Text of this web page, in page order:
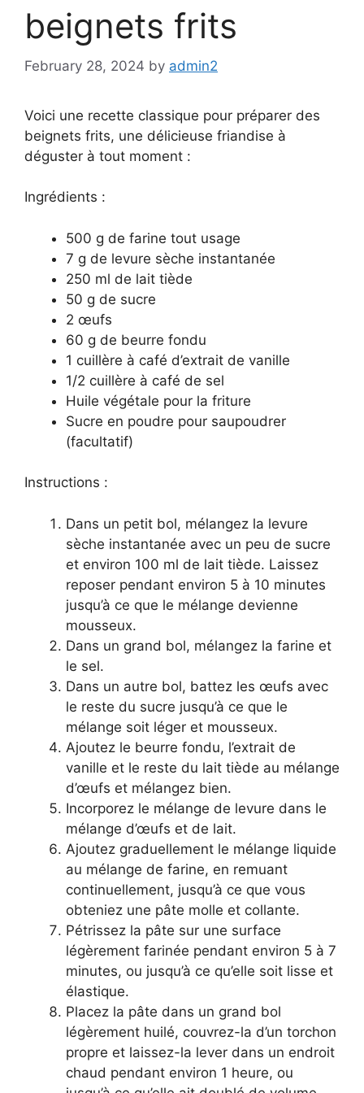
beignets frits
February 28, 2024 by admin2
Voici une recette classique pour préparer des
beignets frits, une délicieuse friandise à
déguster à tout moment :
Ingrédients :
500 g de farine tout usage
7 g de levure sèche instantanée
250 ml de lait tiède
50 g de sucre
2 œufs
60 g de beurre fondu
1 cuillère à café d’extrait de vanille
1/2 cuillère à café de sel
Huile végétale pour la friture
Sucre en poudre pour saupoudrer
(facultatif)
Instructions :
Dans un petit bol, mélangez la levure
sèche instantanée avec un peu de sucre
et environ 100 ml de lait tiède. Laissez
reposer pendant environ 5 à 10 minutes
jusqu’à ce que le mélange devienne
mousseux.
Dans un grand bol, mélangez la farine et
le sel.
Dans un autre bol, battez les œufs avec
le reste du sucre jusqu’à ce que le
mélange soit léger et mousseux.
Ajoutez le beurre fondu, l’extrait de
vanille et le reste du lait tiède au mélange
d’œufs et mélangez bien.
Incorporez le mélange de levure dans le
mélange d’œufs et de lait.
Ajoutez graduellement le mélange liquide
au mélange de farine, en remuant
continuellement, jusqu’à ce que vous
obteniez une pâte molle et collante.
Pétrissez la pâte sur une surface
légèrement farinée pendant environ 5 à 7
minutes, ou jusqu’à ce qu’elle soit lisse et
élastique.
Placez la pâte dans un grand bol
légèrement huilé, couvrez-la d’un torchon
propre et laissez-la lever dans un endroit
chaud pendant environ 1 heure, ou